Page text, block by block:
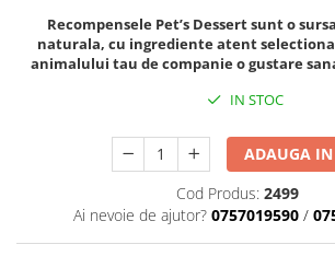
Castroane si Dozatoare
Culcusuri
Custi si Genti de Transport
Diete veterinare
Inghetata
Lemne si coarne de cerb sau
Recompensele Pet’s Dessert sunt o
naturala, cu ingrediente atent
animalului tau de companie o gustare
IN STOC
ADAUGA IN
Cod Produs: 2499
Ai nevoie de ajutor? 0757019590 /